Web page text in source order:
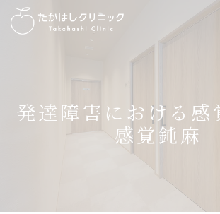
発達障害における感
感覚鈍麻